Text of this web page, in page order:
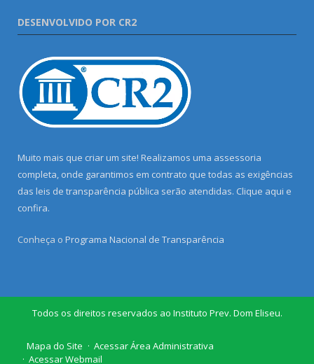
DESENVOLVIDO POR CR2
Muito mais que criar um site! Realizamos uma assessoria
completa, onde garantimos em contrato que todas as exigências
das leis de transparência pública serão atendidas. Clique aqui e
confira.
Conheça o Programa Nacional de Transparência
Todos os direitos reservados ao Instituto Prev. Dom Eliseu.
Mapa do Site
Acessar Área Administrativa
Acessar Webmail